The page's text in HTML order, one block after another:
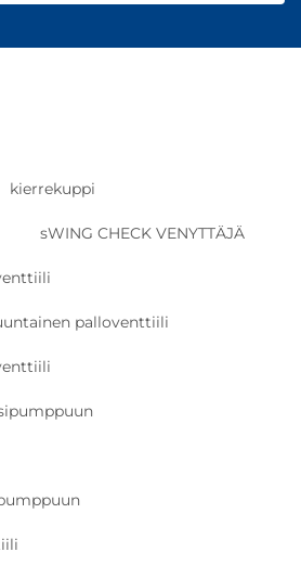
kierrekuppi
sWING CHECK VENYTTÄJÄ
palloventtiili